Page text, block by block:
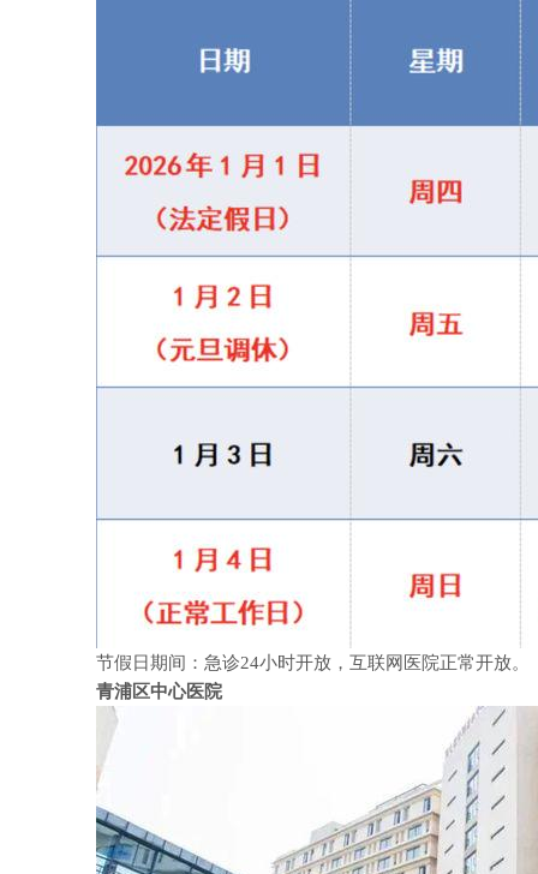
节假日期间：急诊24小时开放，互联网医院正常开放。
青浦区中心医院